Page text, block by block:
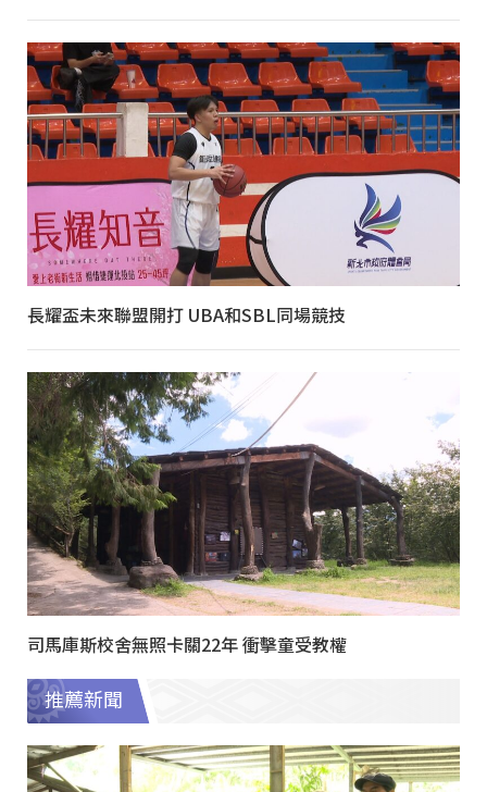
長耀盃未來聯盟開打 UBA和SBL同場競技
司馬庫斯校舍無照卡關22年 衝擊童受教權
推薦新聞